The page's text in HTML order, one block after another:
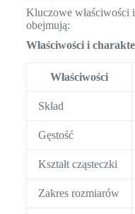
Kluczowe właściwości
obejmują:
Właściwości i
Właściwości
Skład
Gęstość
Kształt cząsteczki
Zakres rozmiarów